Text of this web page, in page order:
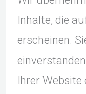
Inhalte, die
erscheinen.
Ihrer